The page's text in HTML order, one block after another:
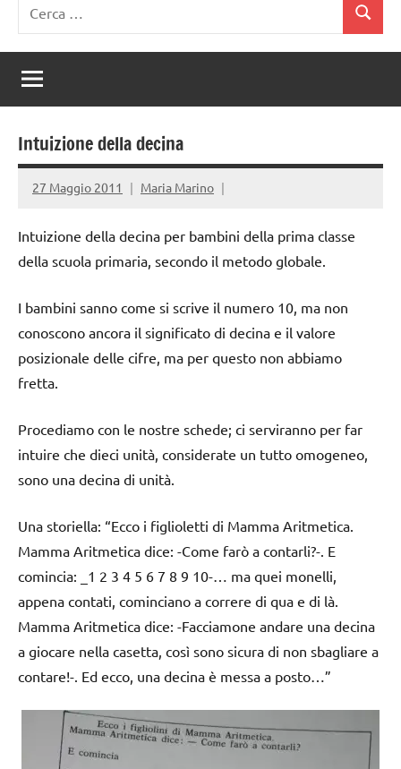
per:
Cerca
Intuizione della decina
27 Maggio 2011 Maria Marino
Intuizione della decina per bambini della prima classe
della scuola primaria, secondo il metodo globale.
I bambini sanno come si scrive il numero 10, ma non
conoscono ancora il significato di decina e il valore
posizionale delle cifre, ma per questo non abbiamo
fretta.
Procediamo con le nostre schede; ci serviranno per far
intuire che dieci unità, considerate un tutto omogeneo,
sono una decina di unità.
Una storiella: “Ecco i figlioletti di Mamma Aritmetica.
Mamma Aritmetica dice: -Come farò a contarli?-. E
comincia: _1 2 3 4 5 6 7 8 9 10-… ma quei monelli,
appena contati, cominciano a correre di qua e di là.
Mamma Aritmetica dice: -Facciamone andare una decina
a giocare nella casetta, così sono sicura di non sbagliare a
contare!-. Ed ecco, una decina è messa a posto…”